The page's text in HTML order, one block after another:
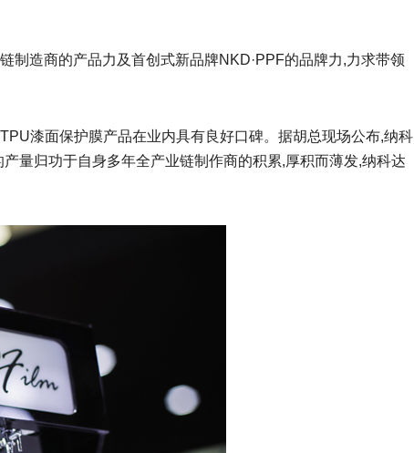
制造商的产品力及首创式新品牌NKD·PPF的品牌力,力求带领
漆面保护膜产品在业内具有良好口碑。据胡总现场公布,纳科
量归功于自身多年全产业链制作商的积累,厚积而薄发,纳科达